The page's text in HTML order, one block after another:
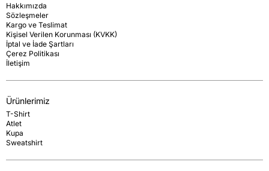
Hakkımızda
Sözleşmeler
Kargo ve Teslimat
Kişisel Verilen Korunması (KVKK)
İptal ve İade Şartları
Çerez Politikası
İletişim
Ürünlerimiz
T-Shirt
Atlet
Kupa
Sweatshirt